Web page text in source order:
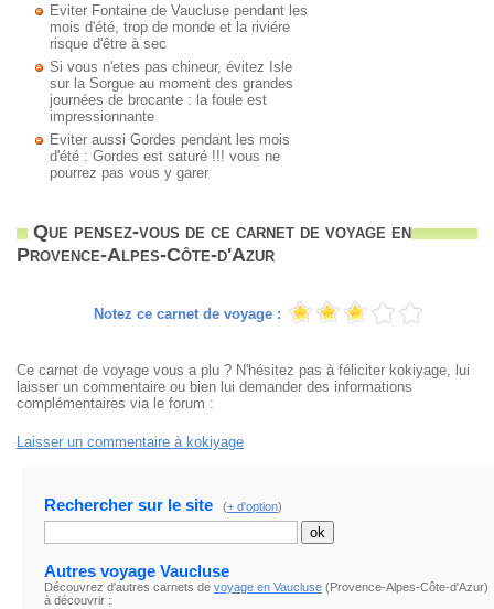
Eviter Fontaine de Vaucluse pendant les
mois d'été, trop de monde et la riviére
risque d'être à sec
Si vous n'etes pas chineur, évitez Isle
sur la Sorgue au moment des grandes
journées de brocante : la foule est
impressionnante
Eviter aussi Gordes pendant les mois
d'été : Gordes est saturé !!! vous ne
pourrez pas vous y garer
Que pensez-vous de ce carnet de voyage en
Provence-Alpes-Côte-d'Azur
Notez ce carnet de voyage :
Ce carnet de voyage vous a plu ? N'hésitez pas à féliciter kokiyage, lui
laisser un commentaire ou bien lui demander des informations
complémentaires via le forum :
Laisser un commentaire à kokiyage
Rechercher sur le site (+ d'option)
Autres voyage Vaucluse
Découvrez d'autres carnets de voyage en Vaucluse (Provence-Alpes-Côte-d'Azur)
à découvrir :